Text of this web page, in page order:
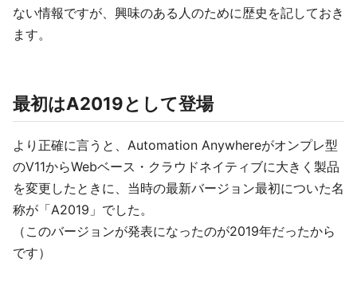
ない情報ですが、興味のある人のために歴史を記しておき
ます。
最初はA2019として登場
より正確に言うと、Automation Anywhereがオンプレ型
のV11からWebベース・クラウドネイティブに大きく製品
を変更したときに、当時の最新バージョン最初についた名
称が「A2019」でした。
（このバージョンが発表になったのが2019年だったから
です）